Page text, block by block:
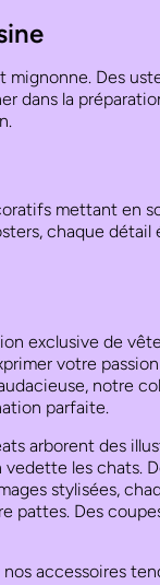
Des
dans la
mettant en
chaque détail
exclusive de
votre
notre
parfaite.
arborent des
les chats.
stylisées,
pattes. Des
accessoires